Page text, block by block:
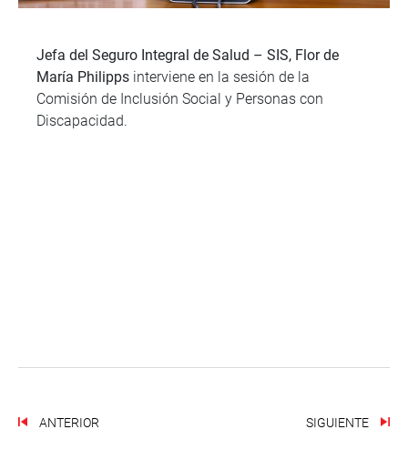
Jefa del Seguro Integral de Salud – SIS, Flor de
María Philipps interviene en la sesión de la
Comisión de Inclusión Social y Personas con
Discapacidad.
ANTERIOR SIGUIENTE